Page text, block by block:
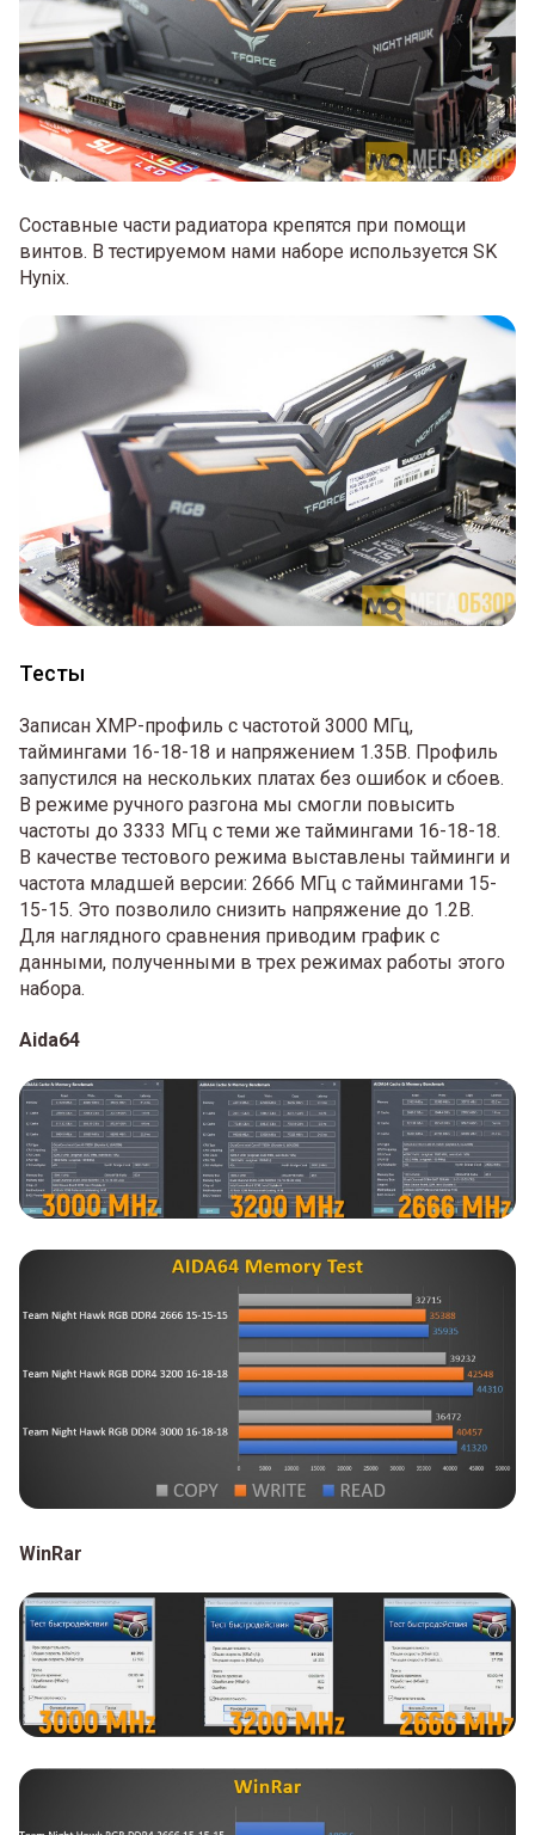
Составные части радиатора крепятся при помощи
винтов. В тестируемом нами наборе используется SK
Hynix.
Тесты
Записан XMP-профиль с частотой 3000 МГц,
таймингами 16-18-18 и напряжением 1.35В. Профиль
запустился на нескольких платах без ошибок и сбоев.
В режиме ручного разгона мы смогли повысить
частоты до 3333 МГц с теми же таймингами 16-18-18.
В качестве тестового режима выставлены тайминги и
частота младшей версии: 2666 МГц с таймингами 15-
15-15. Это позволило снизить напряжение до 1.2В.
Для наглядного сравнения приводим график с
данными, полученными в трех режимах работы этого
набора.
Aida64
WinRar